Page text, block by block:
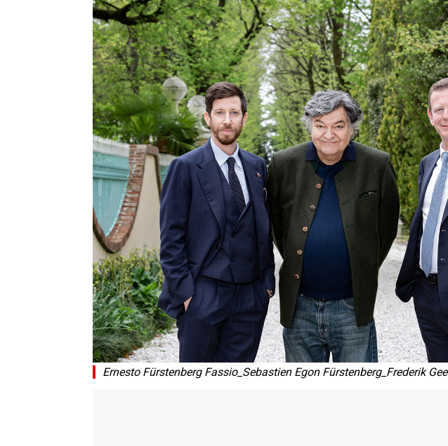
Ernesto Fürstenberg Fassio_Sebastien Egon Fürstenberg_Frederik